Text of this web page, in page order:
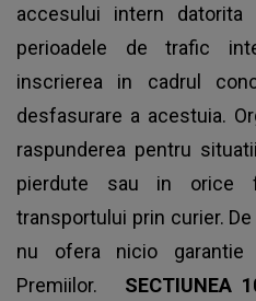
accesului intern datorita
perioadele de trafic
inscrierea in cadrul
desfasurare a acestuia.
raspunderea pentru
pierdute sau in orice
transportului prin curier.
nu ofera nicio garantie
Premiilor.
SECTIUNEA